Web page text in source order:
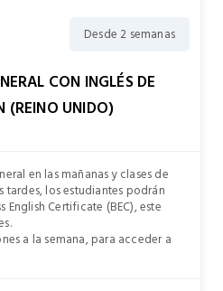
Desde 2 semanas
CON INGLÉS DE
(REINO UNIDO)
en las mañanas y clases de
los estudiantes podrán
Certificate (BEC), este
a la semana, para acceder a